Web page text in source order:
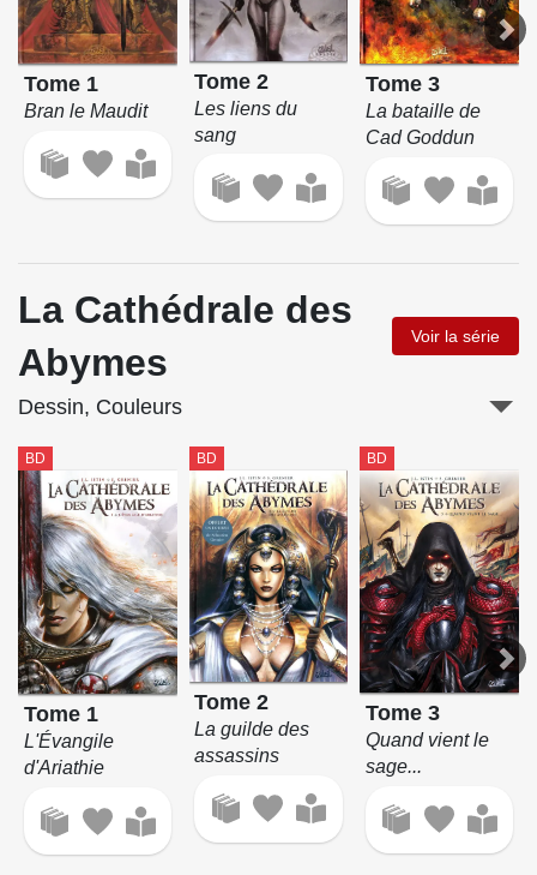
Tome 1
Bran le Maudit
Tome 2
Les liens du
sang
Tome 3
La bataille de
Cad Goddun
La Cathédrale des
Abymes
Voir la série
Dessin, Couleurs
BD
Tome 1
L'Évangile
d'Ariathie
BD
Tome 2
La guilde des
assassins
BD
Tome 3
Quand vient le
sage...